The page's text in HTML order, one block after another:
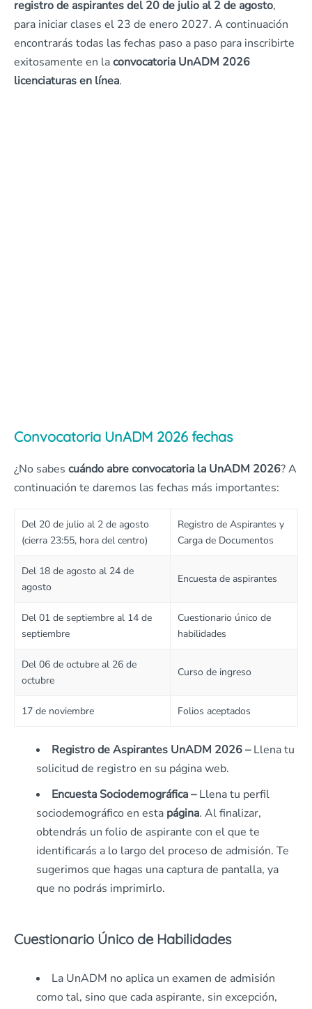
registro de aspirantes del 20 de julio al 2 de agosto,
para iniciar clases el 23 de enero 2027. A continuación
encontrarás todas las fechas paso a paso para inscribirte
exitosamente en laconvocatoria UnADM 2026
licenciaturas en línea.
Convocatoria UnADM 2026 fechas
¿No sabes cuándo abre convocatoria la UnADM 2026? A
continuación te daremos las fechas más importantes:
Del 20 de julio al 2 de agosto
(cierra 23:55, hora del centro)
Registro de Aspirantes y
Carga de Documentos
Del 18 de agosto al 24 de
agosto
Encuesta de aspirantes
Del 01 de septiembre al 14 de
septiembre
Cuestionario único de
habilidades
Del 06 de octubre al 26 de
octubre
Curso de ingreso
17 de noviembre Folios aceptados
Registro de Aspirantes UnADM 2026 –Llena tu
solicitud de registro en su página web.
Encuesta Sociodemográfica –Llena tu perfil
sociodemográfico en esta página. Al finalizar,
obtendrás un folio de aspirante con el que te
identificarás a lo largo del proceso de admisión. Te
sugerimos que hagas una captura de pantalla, ya
que no podrás imprimirlo.
Cuestionario Único de Habilidades
La UnADM no aplica un examen de admisión
como tal, sino que cada aspirante, sin excepción,